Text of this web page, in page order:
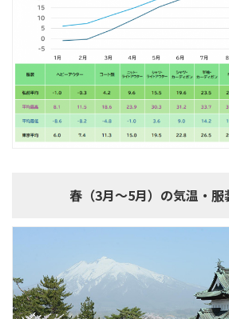
春（3月～5月）の気温・服